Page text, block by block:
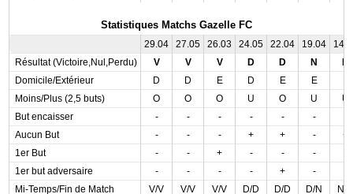
Statistiques Matchs Gazelle FC
29.04 27.05 26.03 24.05 22.04 19.04
Résultat (Victoire,Nul,Perdu)
V V V D D N
Domicile/Extérieur
D D E D E E
Moins/Plus (2,5 buts)
O O O U O U
U
But encaisser
- - - - - -
Aucun But
- - - + + -
+
1er But
- - + - - -
1er but adversaire
- - - - + -
Mi-Temps/Fin de Match
V/V V/V V/V D/D D/D D/N N/